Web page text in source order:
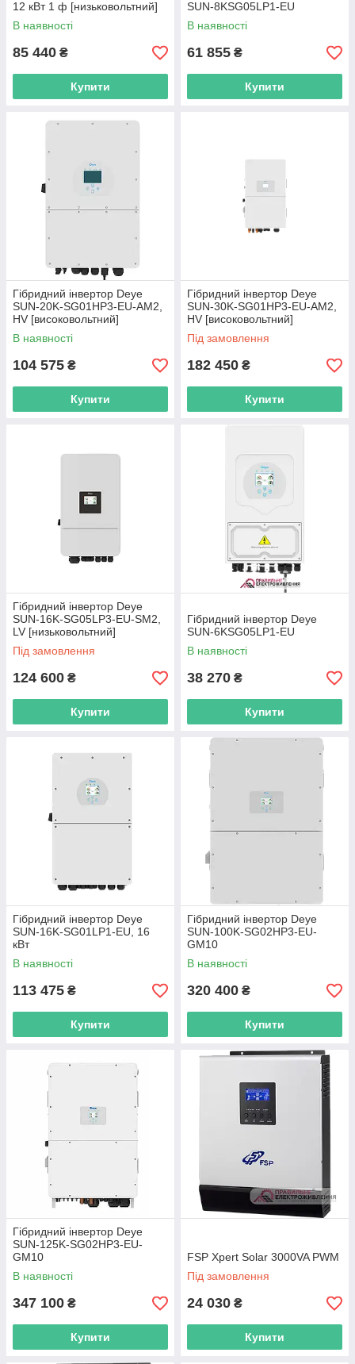
12 кВт 1 ф [низьковольтний]
В наявності
85 440 ₴
Купити
SUN-8KSG05LP1-EU
В наявності
61 855 ₴
Купити
Гібридний інвертор Deye
SUN-20K-SG01HP3-EU-AM2,
HV [високовольтний]
В наявності
104 575 ₴
Купити
Гібридний інвертор Deye
SUN-30K-SG01HP3-EU-AM2,
HV [високовольтний]
Під замовлення
182 450 ₴
Купити
Гібридний інвертор Deye
SUN-16K-SG05LP3-EU-SM2,
LV [низьковольтний]
Під замовлення
124 600 ₴
Купити
Гібридний інвертор Deye
SUN-6KSG05LP1-EU
В наявності
38 270 ₴
Купити
Гібридний інвертор Deye
SUN-16K-SG01LP1-EU, 16
кВт
В наявності
113 475 ₴
Купити
Гібридний інвертор Deye
SUN-100K-SG02HP3-EU-
GM10
В наявності
320 400 ₴
Купити
Гібридний інвертор Deye
SUN-125K-SG02HP3-EU-
GM10
В наявності
347 100 ₴
Купити
FSP Xpert Solar 3000VA PWM
Під замовлення
24 030 ₴
Купити